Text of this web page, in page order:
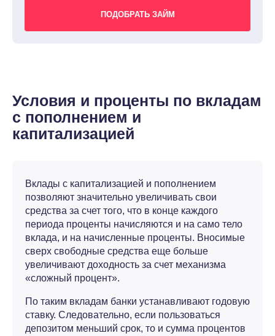
Условия и проценты по вкладам
с пополнением и
капитализацией
Вклады с капитализацией и пополнением
позволяют значительно увеличивать свои
средства за счет того, что в конце каждого
периода проценты начисляются и на само тело
вклада, и на начисленные проценты. Вносимые
сверх свободные средства еще больше
увеличивают доходность за счет механизма
«сложный процент».
По таким вкладам банки устанавливают годовую
ставку. Следовательно, если пользоваться
депозитом меньший срок, то и сумма процентов